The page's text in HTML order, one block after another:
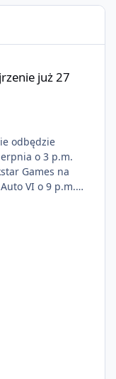
już 27
odbędzie
o 3 p.m.
Games na
VI o 9 p.m.
Grand Theft
PlayStation 5